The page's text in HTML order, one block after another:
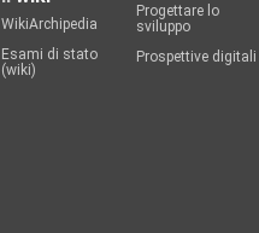
WikiArchipedia
Esami di stato
(wiki)
Progettare lo
sviluppo
Prospettive digitali